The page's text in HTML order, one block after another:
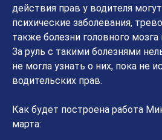
действия прав у водителя
психические заболевания,
также болезни головного
За руль с такими болезнями
не могла узнать о них, пока не
водительских прав.
Как будет построена работа
марта: